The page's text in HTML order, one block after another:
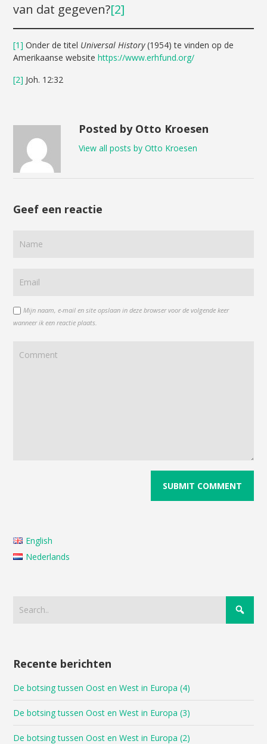
van dat gegeven?[2]
[1] Onder de titel Universal History(1954) te vinden op de
Amerikaanse websitehttps://www.erhfund.org/
[2] Joh. 12:32
Posted by Otto Kroesen
View all posts by Otto Kroesen
Geef een reactie
Mijn naam, e-mail en site opslaan in deze browser voor de volgende keer
wanneer ik een reactie plaats.
English
Nederlands
Recente berichten
De botsing tussen Oost en West in Europa (4)
De botsing tussen Oost en West in Europa (3)
De botsing tussen Oost en West in Europa (2)